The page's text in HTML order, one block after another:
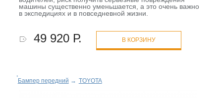
машины существенно уменьшается, а это очень важно
в экспедициях и в повседневной жизни.
49 920 Р. В КОРЗИНУ
Бампер передний → TOYOTA